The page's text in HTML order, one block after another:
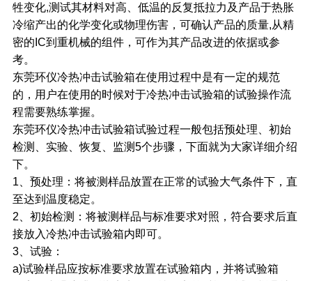
牲变化,测试其材料对高、低温的反复抵拉力及产品于热胀
冷缩产出的化学变化或物理伤害，可确认产品的质量,从精
密的IC到重机械的组件，可作为其产品改进的依据或参
考。
东莞环仪冷热冲击试验箱在使用过程中是有一定的规范
的，用户在使用的时候对于冷热冲击试验箱的试验操作流
程需要熟练掌握。
东莞环仪冷热冲击试验箱试验过程一般包括预处理、初始
检测、实验、恢复、监测5个步骤，下面就为大家详细介绍
下。
1、预处理：将被测样品放置在正常的试验大气条件下，直
至达到温度稳定。
2、初始检测：将被测样品与标准要求对照，符合要求后直
接放入冷热冲击试验箱内即可。
3、试验：
a)试验样品应按标准要求放置在试验箱内，并将试验箱